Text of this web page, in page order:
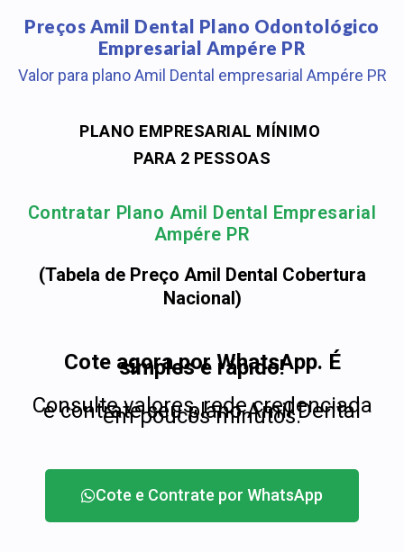
Preços Amil Dental Plano Odontológico
Empresarial Ampére PR
Valor para plano Amil Dental empresarial Ampére PR
PLANO EMPRESARIAL MÍNIMO
PARA 2 PESSOAS
Contratar Plano Amil Dental Empresarial
Ampére PR
(Tabela de Preço Amil Dental Cobertura
Nacional)
Cote agora por WhatsApp. É
simples e rápido!
Consulte valores, rede credenciada
e contrate seu plano Amil Dental
em poucos minutos.
Cote e Contrate por WhatsApp